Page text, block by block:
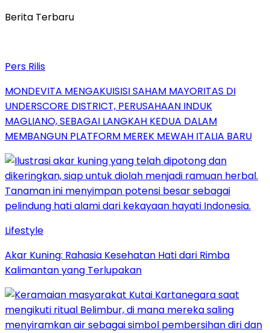
Berita Terbaru
Pers Rilis
MONDEVITA MENGAKUISISI SAHAM MAYORITAS DI
UNDERSCORE DISTRICT, PERUSAHAAN INDUK
MAGLIANO, SEBAGAI LANGKAH KEDUA DALAM
MEMBANGUN PLATFORM MEREK MEWAH ITALIA BARU
Lifestyle
Akar Kuning: Rahasia Kesehatan Hati dari Rimba
Kalimantan yang Terlupakan